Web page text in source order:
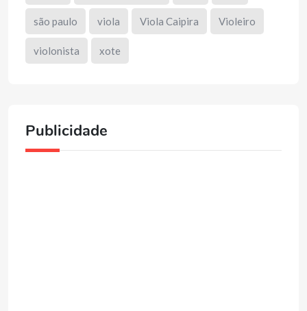
são paulo viola Viola Caipira Violeiro
violonista xote
Publicidade